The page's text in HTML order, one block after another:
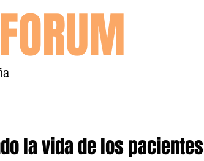
la vida de los pacientes